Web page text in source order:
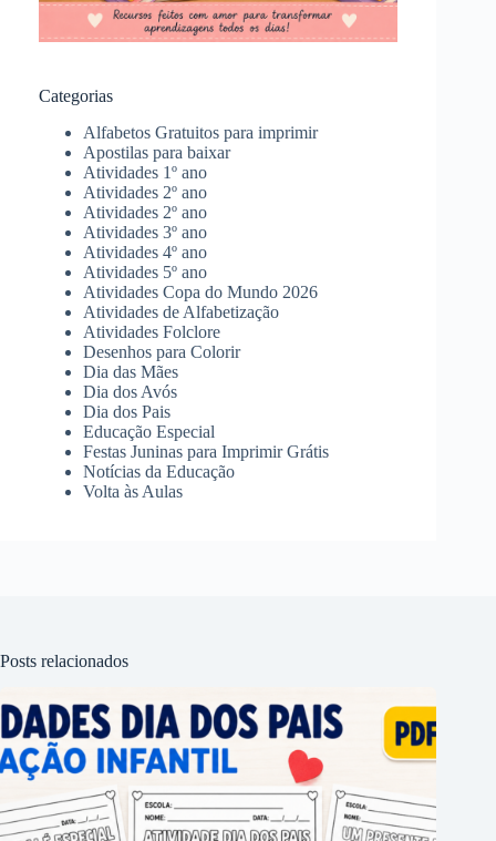
Categorias
Alfabetos Gratuitos para imprimir
Apostilas para baixar
Atividades 1º ano
Atividades 2º ano
Atividades 2º ano
Atividades 3º ano
Atividades 4º ano
Atividades 5º ano
Atividades Copa do Mundo 2026
Atividades de Alfabetização
Atividades Folclore
Desenhos para Colorir
Dia das Mães
Dia dos Avós
Dia dos Pais
Educação Especial
Festas Juninas para Imprimir Grátis
Notícias da Educação
Volta às Aulas
Posts relacionados